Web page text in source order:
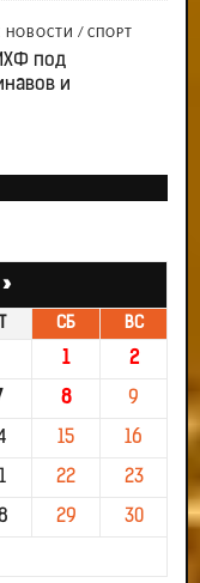
НОВОСТИ / СПОРТ
под
и
СБ ВС
1 2
8 9
15 16
22 23
29 30